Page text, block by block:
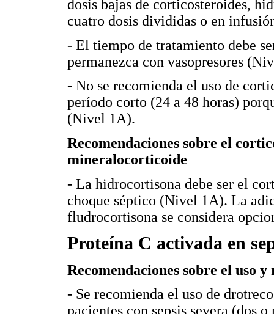
dosis bajas de corticosteroides,
cuatro dosis divididas o en
- El tiempo de tratamiento debe
permanezca con vasopresores
- No se recomienda el uso de
período corto (24 a 48 horas)
(Nivel 1A).
Recomendaciones sobre el
mineralocorticoide
- La hidrocortisona debe ser el
choque séptico (Nivel 1A). La
fludrocortisona se considera
Proteína C activada en
Recomendaciones sobre el uso
- Se recomienda el uso de
pacientes con sepsis severa (dos